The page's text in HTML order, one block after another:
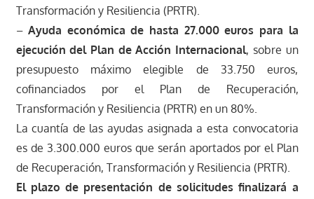
Transformación y Resiliencia (PRTR).
–Ayuda económica de hasta 27.000 euros para la
ejecución del Plan de Acción Internacional, sobre un
presupuesto máximo elegible de 33.750 euros,
cofinanciados por el Plan de Recuperación,
Transformación y Resiliencia (PRTR) en un 80%.
La cuantía de las ayudas asignada a esta convocatoria
es de 3.300.000 euros que serán aportados por el Plan
de Recuperación, Transformación y Resiliencia (PRTR).
El plazo de presentación de solicitudes finalizará a